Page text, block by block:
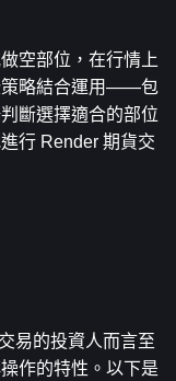
空部位，在行情上
策略結合運用——包
斷選擇適合的部位
行 Render 期貨交
易的投資人而言至
作的特性。以下是